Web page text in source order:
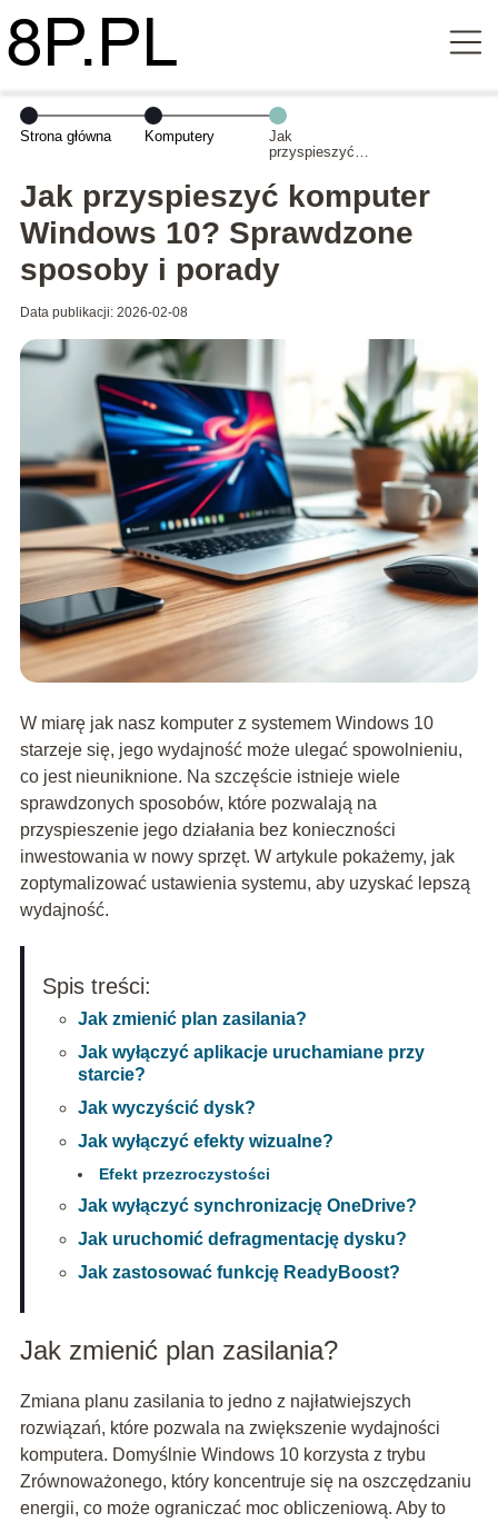
Strona główna Komputery
Jak
przyspieszyć
Windows 10?
Sprawdzone
porady
Jak przyspieszyć komputer
Windows 10? Sprawdzone
sposoby i porady
Data publikacji: 2026-02-08
W miarę jak nasz komputer z systemem Windows 10
starzeje się, jego wydajność może ulegać spowolnieniu,
co jest nieuniknione. Na szczęście istnieje wiele
sprawdzonych sposobów, które pozwalają na
przyspieszenie jego działania bez konieczności
inwestowania w nowy sprzęt. W artykule pokażemy, jak
zoptymalizować ustawienia systemu, aby uzyskać lepszą
wydajność.
Spis treści:
Jak zmienić plan zasilania?
Jak wyłączyć aplikacje uruchamiane przy
starcie?
Jak wyczyścić dysk?
Jak wyłączyć efekty wizualne?
Efekt przezroczystości
Jak wyłączyć synchronizację OneDrive?
Jak uruchomić defragmentację dysku?
Jak zastosować funkcję ReadyBoost?
Jak zmienić plan zasilania?
Zmiana planu zasilania to jedno z najłatwiejszych
rozwiązań, które pozwala na zwiększenie wydajności
komputera. Domyślnie Windows 10 korzysta z trybu
Zrównoważonego, który koncentruje się na oszczędzaniu
energii, co może ograniczać moc obliczeniową. Aby to